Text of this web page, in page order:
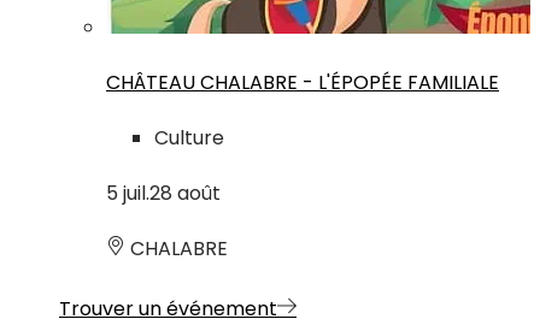
CHÂTEAU CHALABRE - L'ÉPOPÉE FAMILIALE
Culture
5 juil.28 août
CHALABRE
Trouver un événement